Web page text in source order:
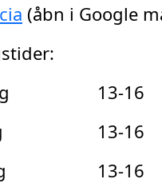
(åbn i Google
13-16
13-16
13-16